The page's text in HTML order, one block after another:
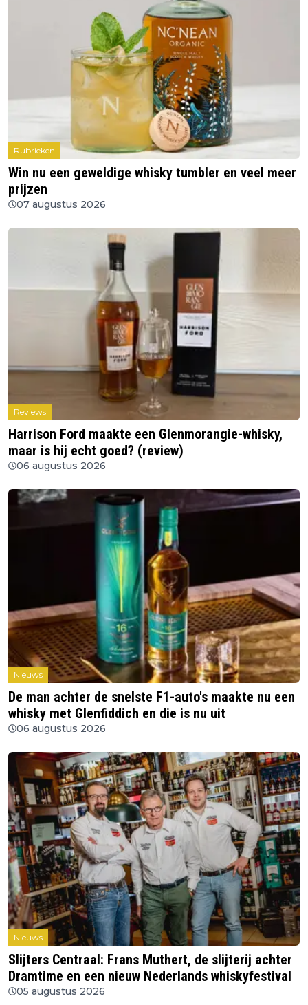
Rubrieken
Win nu een geweldige whisky tumbler en veel meer
prijzen
07 augustus 2026
Reviews
Harrison Ford maakte een Glenmorangie-whisky,
maar is hij echt goed? (review)
06 augustus 2026
Nieuws
De man achter de snelste F1-auto's maakte nu een
whisky met Glenfiddich en die is nu uit
06 augustus 2026
Nieuws
Slijters Centraal: Frans Muthert, de slijterij achter
Dramtime en een nieuw Nederlands whiskyfestival
05 augustus 2026